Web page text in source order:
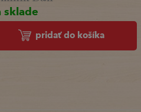
sklade
pridať do košíka